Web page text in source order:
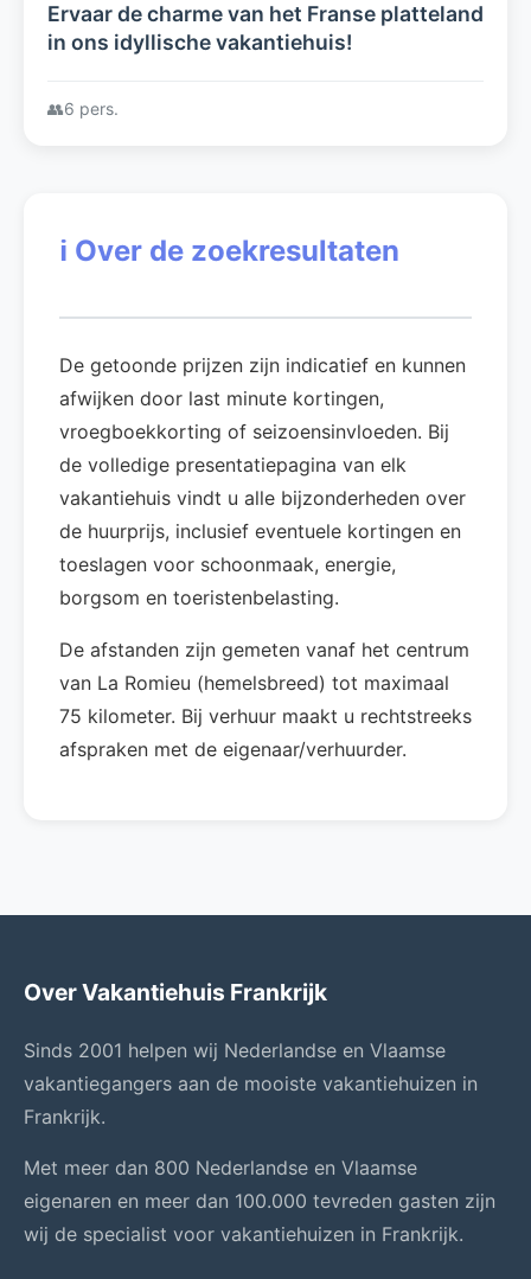
Ervaar de charme van het Franse platteland
in ons idyllische vakantiehuis!
👥6 pers.
ℹ️ Over de zoekresultaten
De getoonde prijzen zijn indicatief en kunnen
afwijken door last minute kortingen,
vroegboekkorting of seizoensinvloeden. Bij
de volledige presentatiepagina van elk
vakantiehuis vindt u alle bijzonderheden over
de huurprijs, inclusief eventuele kortingen en
toeslagen voor schoonmaak, energie,
borgsom en toeristenbelasting.
De afstanden zijn gemeten vanaf het centrum
van La Romieu (hemelsbreed) tot maximaal
75 kilometer. Bij verhuur maakt u rechtstreeks
afspraken met de eigenaar/verhuurder.
Over Vakantiehuis Frankrijk
Sinds 2001 helpen wij Nederlandse en Vlaamse
vakantiegangers aan de mooiste vakantiehuizen in
Frankrijk.
Met meer dan 800 Nederlandse en Vlaamse
eigenaren en meer dan 100.000 tevreden gasten zijn
wij de specialist voor vakantiehuizen in Frankrijk.